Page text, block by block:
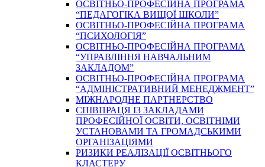
ОСВІТНЬО-ПРОФЕСІЙНА ПРОГРАМА
“ПЕДАГОГІКА ВИЩОЇ ШКОЛИ”
ОСВІТНЬО-ПРОФЕСІЙНА ПРОГРАМА
“ПСИХОЛОГІЯ”
ОСВІТНЬО-ПРОФЕСІЙНА ПРОГРАМА
“УПРАВЛІННЯ НАВЧАЛЬНИМ
ЗАКЛАДОМ”
ОСВІТНЬО-ПРОФЕСІЙНА ПРОГРАМА
“АДМІНІСТРАТИВНИЙ МЕНЕДЖМЕНТ”
МІЖНАРОДНЕ ПАРТНЕРСТВО
СПІВПРАЦЯ ІЗ ЗАКЛАДАМИ
ПРОФЕСІЙНОЇ ОСВІТИ, ОСВІТНІМИ
УСТАНОВАМИ ТА ГРОМАДСЬКИМИ
ОРГАНІЗАЦІЯМИ
РИЗИКИ РЕАЛІЗАЦІЇ ОСВІТНЬОГО
КЛАСТЕРУ